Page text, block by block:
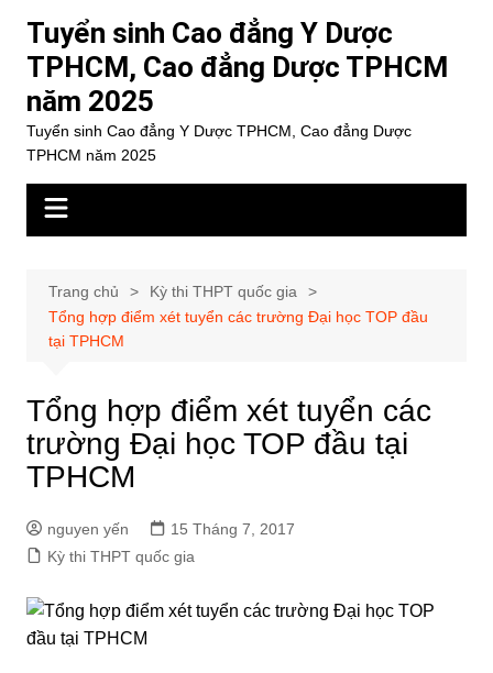
dung
Tuyển sinh Cao đẳng Y Dược
TPHCM, Cao đẳng Dược TPHCM
năm 2025
Tuyển sinh Cao đẳng Y Dược TPHCM, Cao đẳng Dược
TPHCM năm 2025
Trang chủ
Kỳ thi THPT quốc gia
Tổng hợp điểm xét tuyển các trường Đại học TOP đầu
tại TPHCM
Tổng hợp điểm xét tuyển các
trường Đại học TOP đầu tại
TPHCM
nguyen yến
15 Tháng 7, 2017
Kỳ thi THPT quốc gia